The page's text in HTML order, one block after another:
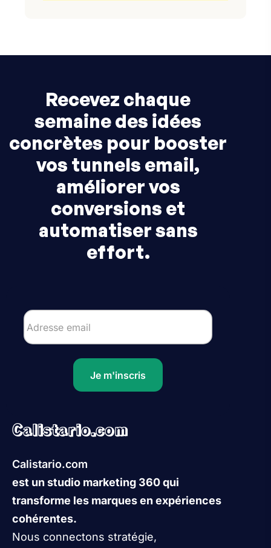
Recevez chaque
semaine des idées
concrètes pour booster
vos tunnels email,
améliorer vos
conversions et
automatiser sans
effort.
Je m'inscris
Calistario.com
Calistario.com
est un studio marketing 360 qui
transforme les marques en expériences
cohérentes.
Nous connectons stratégie,